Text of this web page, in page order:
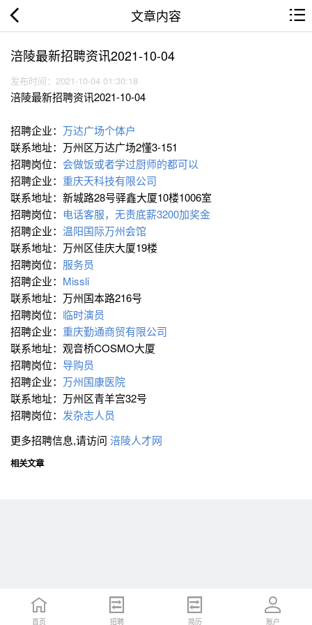
文章内容
涪陵最新招聘资讯2021-10-04
发布时间：2021-10-04 01:30:18
涪陵最新招聘资讯2021-10-04
招聘企业： 万达广场个体户
联系地址：万州区万达广场2懂3-151
招聘岗位： 会做饭或者学过厨师的都可以
招聘企业： 重庆天科技有限公司
联系地址：新城路28号驿鑫大厦10楼1006室
招聘岗位： 电话客服，无责底薪3200加奖金
招聘企业： 温阳国际万州会馆
联系地址：万州区佳庆大厦19楼
招聘岗位： 服务员
招聘企业： Missli
联系地址：万州国本路216号
招聘岗位： 临时演员
招聘企业： 重庆勤通商贸有限公司
联系地址：观音桥COSMO大厦
招聘岗位： 导购员
招聘企业： 万州国康医院
联系地址：万州区青羊宫32号
招聘岗位： 发杂志人员
更多招聘信息,请访问 涪陵人才网
相关文章
首页 招聘 简历 账户
首页 招聘 简历 账户